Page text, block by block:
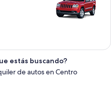
estás buscando?
de autos en Centro